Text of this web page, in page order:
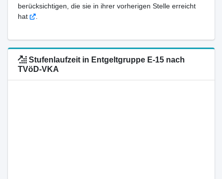
berücksichtigen, die sie in ihrer vorherigen Stelle erreicht
hat
.
Stufenlaufzeit in Entgeltgruppe E-15 nach
TVöD-VKA